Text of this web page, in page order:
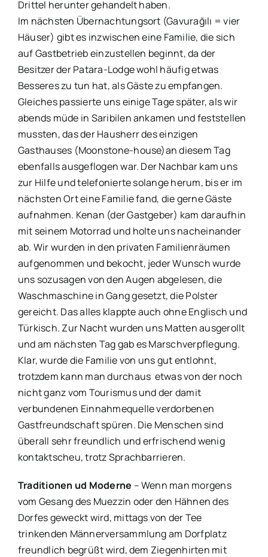
Drittel herunter gehandelt haben.
Im nächsten Übernachtungsort (Gavurağılı = vier
Häuser) gibt es inzwischen eine Familie, die sich
auf Gastbetrieb einzustellen beginnt, da der
Besitzer der Patara-Lodge wohl häufig etwas
Besseres zu tun hat, als Gäste zu empfangen.
Gleiches passierte uns einige Tage später, als wir
abends müde in Saribilen ankamen und feststellen
mussten, das der Hausherr des einzigen
Gasthauses (Moonstone-house)an diesem Tag
ebenfalls ausgeflogen war. Der Nachbar kam uns
zur Hilfe und telefonierte solange herum, bis er im
nächsten Ort eine Familie fand, die gerne Gäste
aufnahmen. Kenan (der Gastgeber) kam daraufhin
mit seinem Motorrad und holte uns nacheinander
ab. Wir wurden in den privaten Familienräumen
aufgenommen und bekocht, jeder Wunsch wurde
uns sozusagen von den Augen abgelesen, die
Waschmaschine in Gang gesetzt, die Polster
gereicht. Das alles klappte auch ohne Englisch und
Türkisch. Zur Nacht wurden uns Matten ausgerollt
und am nächsten Tag gab es Marschverpflegung.
Klar, wurde die Familie von uns gut entlohnt,
trotzdem kann man durchaus etwas von der noch
nicht ganz vom Tourismus und der damit
verbundenen Einnahmequelle verdorbenen
Gastfreundschaft spüren. Die Menschen sind
überall sehr freundlich und erfrischend wenig
kontaktscheu, trotz Sprachbarrieren.
Traditionen ud Moderne – Wenn man morgens
vom Gesang des Muezzin oder den Hähnen des
Dorfes geweckt wird, mittags von der Tee
trinkenden Männerversammlung am Dorfplatz
freundlich begrüßt wird, dem Ziegenhirten mit